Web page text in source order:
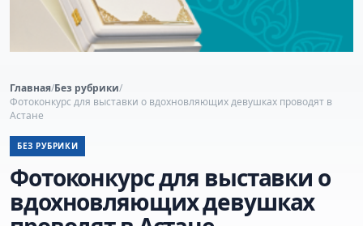
Главная/Без рубрики/
Фотоконкурс для выставки о вдохновляющих девушках проводят в
Астане
БЕЗ РУБРИКИ
Фотоконкурс для выставки о
вдохновляющих девушках